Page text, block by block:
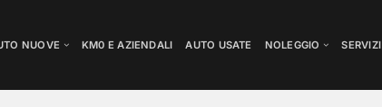
NUOVE KM0 E AZIENDALI AUTO USATE NOLEGGIO SERVIZI